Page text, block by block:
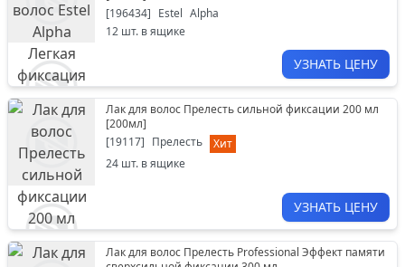
[196434] Estel Alpha
12 шт. в ящике
УЗНАТЬ ЦЕНУ
Лак для волос Прелесть сильной фиксации 200 мл
[200мл]
[19117] Прелесть
Хит
24 шт. в ящике
УЗНАТЬ ЦЕНУ
Лак для волос Прелесть Professional Эффект памяти